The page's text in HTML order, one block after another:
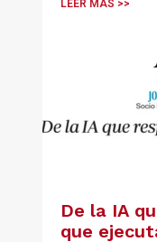
LEER MÁS >>
De la IA
que